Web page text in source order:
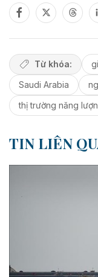
Từ khóa:
Saudi Arabia
thị trường năng
TIN LIÊN